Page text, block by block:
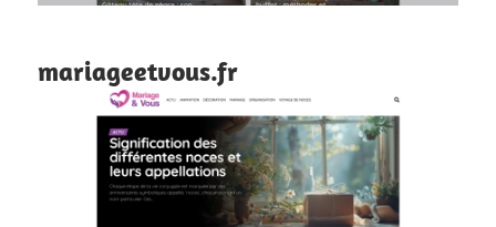
mariageetvous.fr